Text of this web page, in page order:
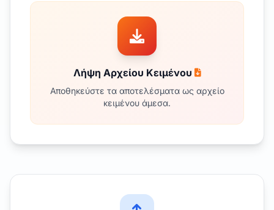
Λήψη Αρχείου Κειμένου
Αποθηκεύστε τα αποτελέσματα ως αρχείο
κειμένου άμεσα.